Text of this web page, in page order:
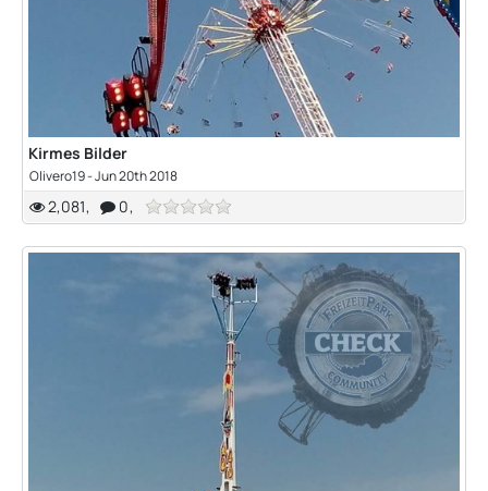
Kirmes Bilder
Olivero19 -Jun 20th 2018
2,081 0